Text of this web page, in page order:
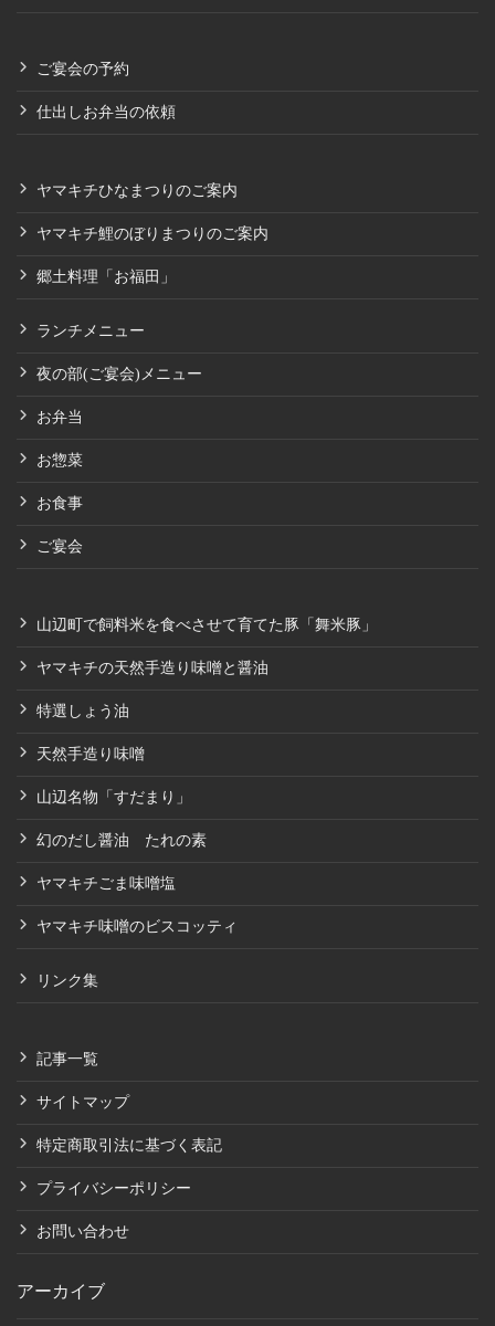
ご宴会の予約
仕出しお弁当の依頼
ヤマキチひなまつりのご案内
ヤマキチ鯉のぼりまつりのご案内
郷土料理「お福田」
ランチメニュー
夜の部(ご宴会)メニュー
お弁当
お惣菜
お食事
ご宴会
山辺町で飼料米を食べさせて育てた豚「舞米豚」
ヤマキチの天然手造り味噌と醤油
特選しょう油
天然手造り味噌
山辺名物「すだまり」
幻のだし醤油 たれの素
ヤマキチごま味噌塩
ヤマキチ味噌のビスコッティ
リンク集
記事一覧
サイトマップ
特定商取引法に基づく表記
プライバシーポリシー
お問い合わせ
アーカイブ